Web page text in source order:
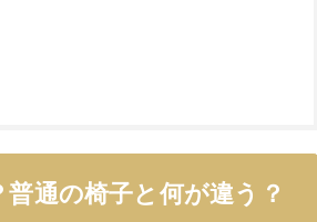
通の椅子と何が違う？